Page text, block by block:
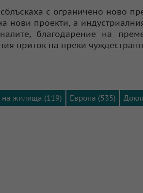
с ограничено ново
нови проекти, а
благодарение на
приток на преки
на жилища (119) Европа (535)